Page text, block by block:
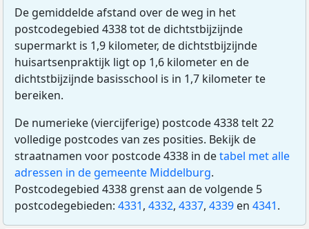
De gemiddelde afstand over de weg in het
postcodegebied 4338 tot de dichtstbijzijnde
supermarkt is 1,9 kilometer, de dichtstbijzijnde
huisartsenpraktijk ligt op 1,6 kilometer en de
dichtstbijzijnde basisschool is in 1,7 kilometer te
bereiken.
De numerieke (viercijferige) postcode 4338 telt 22
volledige postcodes van zes posities. Bekijk de
straatnamen voor postcode 4338 in detabel met alle
adressen in de gemeente Middelburg.
Postcodegebied 4338 grenst aan de volgende 5
postcodegebieden: 4331, 4332, 4337, 4339 en 4341.